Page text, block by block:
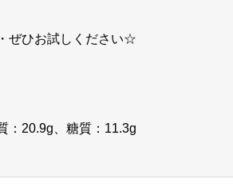
ぜひお試しください☆
：20.9g、糖質：11.3g